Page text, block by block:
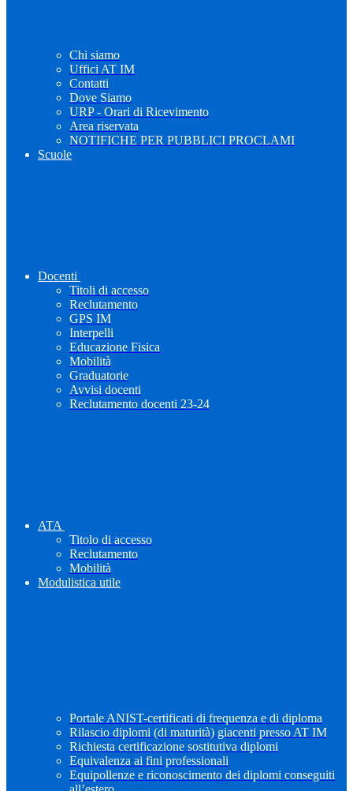
Chi siamo
Uffici AT IM
Contatti
Dove Siamo
URP - Orari di Ricevimento
Area riservata
NOTIFICHE PER PUBBLICI PROCLAMI
Scuole
Docenti
Titoli di accesso
Reclutamento
GPS IM
Interpelli
Educazione Fisica
Mobilità
Graduatorie
Avvisi docenti
Reclutamento docenti 23-24
ATA
Titolo di accesso
Reclutamento
Mobilità
Modulistica utile
Portale ANIST-certificati di frequenza e di diploma
Rilascio diplomi (di maturità) giacenti presso AT IM
Richiesta certificazione sostitutiva diplomi
Equivalenza ai fini professionali
Equipollenze e riconoscimento dei diplomi conseguiti